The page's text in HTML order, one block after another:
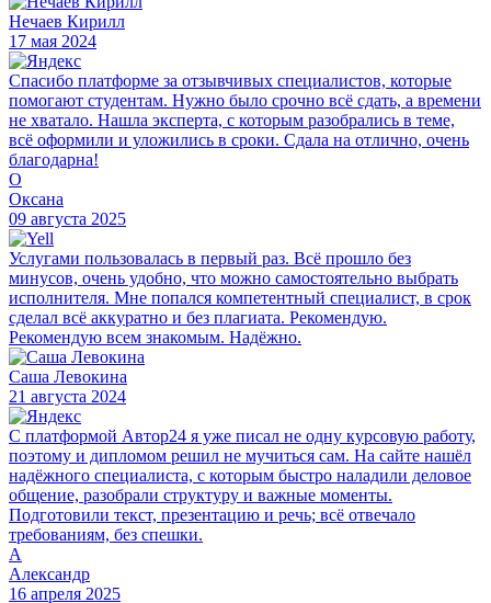
Нечаев Кирилл
17 мая 2024
Спасибо платформе за отзывчивых специалистов, которые
помогают студентам. Нужно было срочно всё сдать, а времени
не хватало. Нашла эксперта, с которым разобрались в теме,
всё оформили и уложились в сроки. Сдала на отлично, очень
благодарна!
О
Оксана
09 августа 2025
Услугами пользовалась в первый раз. Всё прошло без
минусов, очень удобно, что можно самостоятельно выбрать
исполнителя. Мне попался компетентный специалист, в срок
сделал всё аккуратно и без плагиата. Рекомендую.
Рекомендую всем знакомым. Надёжно.
Саша Левокина
21 августа 2024
С платформой Автор24 я уже писал не одну курсовую работу,
поэтому и дипломом решил не мучиться сам. На сайте нашёл
надёжного специалиста, с которым быстро наладили деловое
общение, разобрали структуру и важные моменты.
Подготовили текст, презентацию и речь; всё отвечало
требованиям, без спешки.
А
Александр
16 апреля 2025